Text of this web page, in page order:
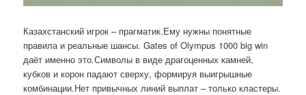
Казахстанский игрок – прагматик.Ему нужны понятные
правила и реальные шансы. Gates of Olympus 1000 big win
даёт именно это.Символы в виде драгоценных камней,
кубков и корон падают сверху, формируя выигрышные
комбинации.Нет привычных линий выплат – только кластеры.